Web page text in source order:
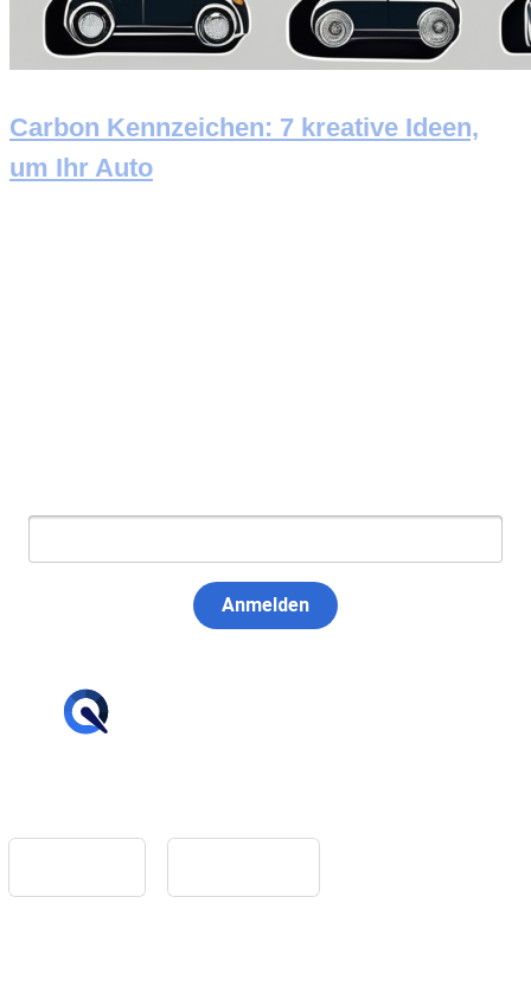
Carbon Kennzeichen: 7 kreative Ideen,
um Ihr Auto
Anmelden